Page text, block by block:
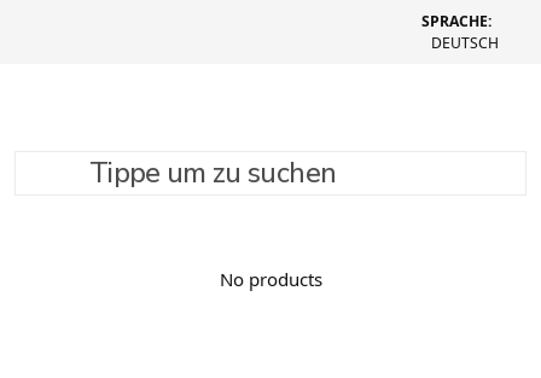
SPRACHE:
DEUTSCH
Tippe um zu suchen
SUCHE VERFEINERN EMPFOHLEN
No products